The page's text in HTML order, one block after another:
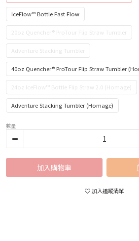
IceFlow™ Bottle Fast Flow
20oz Quencher® ProTour Flip Straw Tumbler
Adventure Stacking Tumbler
40oz Quencher® ProTour Flip Straw Tumbler
24oz IceFlow™ Bottle Flip Straw 2.0 (Homage)
Adventure Stacking Tumbler (Homage)
數量
加入購物車
加入追蹤清單